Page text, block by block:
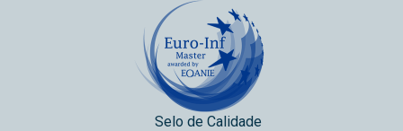
Selo de Calidade